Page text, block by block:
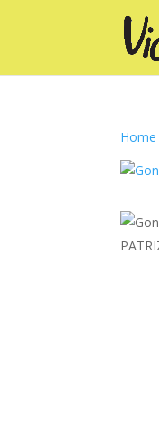
Home